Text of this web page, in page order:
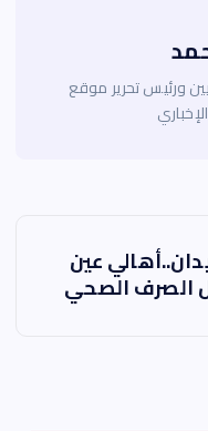
ورئيس تحرير موقع
عين
الصرف الصحي